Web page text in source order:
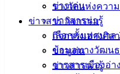
ข่าวเด่น
ข่าวสารน่ารู้
เลือกตั้งเทศบาล
ข้อมูลทางวัฒนธ
วารสารเมืองอ่า
รางวัลแห่งควา
ข่าวสาร กิจกรรม
กิจกรรมอ่างศิลา
ข่าวเด่น
ข่าวสารน่ารู้
12 ม.ค. 2565 กระจายอำนาจ
พ.ศ.2549
11 ม.ค. 2565 พระราชบัญญัติ
พัสดุภาครัฐ พ.ศ. 2560
10 ม.ค. 2565 พระราชบัญญัติ